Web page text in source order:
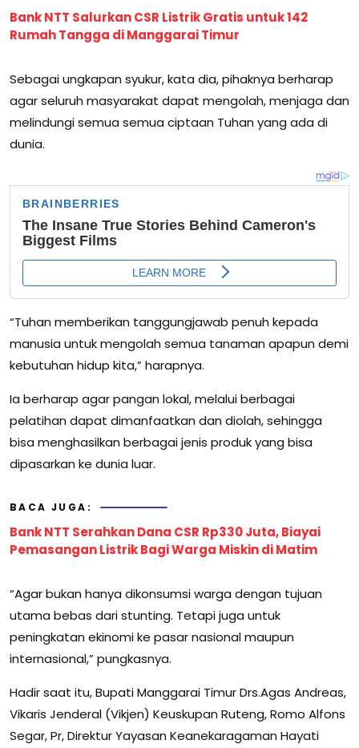
Bank NTT Salurkan CSR Listrik Gratis untuk 142
Rumah Tangga di Manggarai Timur
Sebagai ungkapan syukur, kata dia, pihaknya berharap
agar seluruh masyarakat dapat mengolah, menjaga dan
melindungi semua semua ciptaan Tuhan yang ada di
dunia.
“Tuhan memberikan tanggungjawab penuh kepada
manusia untuk mengolah semua tanaman apapun demi
kebutuhan hidup kita,” harapnya.
Ia berharap agar pangan lokal, melalui berbagai
pelatihan dapat dimanfaatkan dan diolah, sehingga
bisa menghasilkan berbagai jenis produk yang bisa
dipasarkan ke dunia luar.
BACA JUGA:
Bank NTT Serahkan Dana CSR Rp330 Juta, Biayai
Pemasangan Listrik Bagi Warga Miskin di Matim
“Agar bukan hanya dikonsumsi warga dengan tujuan
utama bebas dari stunting. Tetapi juga untuk
peningkatan ekinomi ke pasar nasional maupun
internasional,” pungkasnya.
Hadir saat itu, Bupati Manggarai Timur Drs.Agas Andreas,
Vikaris Jenderal (Vikjen) Keuskupan Ruteng, Romo Alfons
Segar, Pr, Direktur Yayasan Keanekaragaman Hayati